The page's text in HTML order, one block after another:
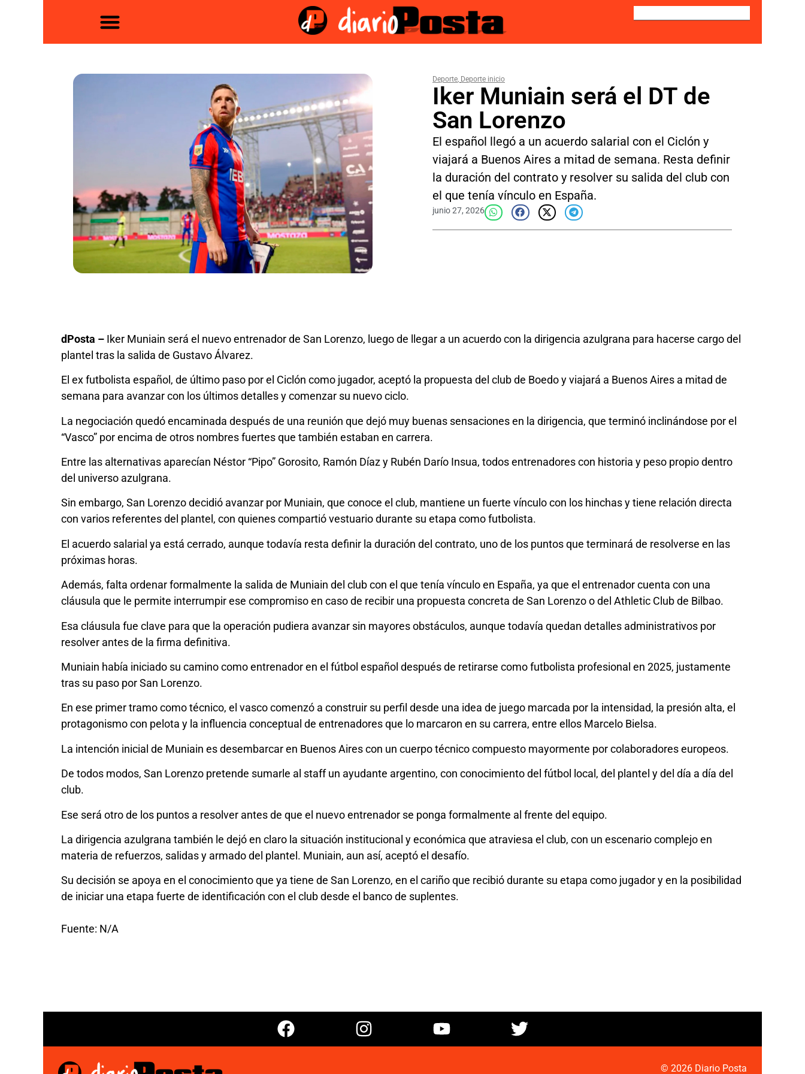
Deporte Deporte inicio
Iker Muniain será el DT de
San Lorenzo
El español llegó a un acuerdo salarial con el Ciclón y
viajará a Buenos Aires a mitad de semana. Resta definir
la duración del contrato y resolver su salida del club con
el que tenía vínculo en España.
junio 27, 2026
dPosta – Iker Muniain será el nuevo entrenador de San Lorenzo, luego de llegar a un acuerdo con la dirigencia azulgrana para hacerse cargo del
plantel tras la salida de Gustavo Álvarez.
El ex futbolista español, de último paso por el Ciclón como jugador, aceptó la propuesta del club de Boedo y viajará a Buenos Aires a mitad de
semana para avanzar con los últimos detalles y comenzar su nuevo ciclo.
La negociación quedó encaminada después de una reunión que dejó muy buenas sensaciones en la dirigencia, que terminó inclinándose por el
“Vasco” por encima de otros nombres fuertes que también estaban en carrera.
Entre las alternativas aparecían Néstor “Pipo” Gorosito, Ramón Díaz y Rubén Darío Insua, todos entrenadores con historia y peso propio dentro
del universo azulgrana.
Sin embargo, San Lorenzo decidió avanzar por Muniain, que conoce el club, mantiene un fuerte vínculo con los hinchas y tiene relación directa
con varios referentes del plantel, con quienes compartió vestuario durante su etapa como futbolista.
El acuerdo salarial ya está cerrado, aunque todavía resta definir la duración del contrato, uno de los puntos que terminará de resolverse en las
próximas horas.
Además, falta ordenar formalmente la salida de Muniain del club con el que tenía vínculo en España, ya que el entrenador cuenta con una
cláusula que le permite interrumpir ese compromiso en caso de recibir una propuesta concreta de San Lorenzo o del Athletic Club de Bilbao.
Esa cláusula fue clave para que la operación pudiera avanzar sin mayores obstáculos, aunque todavía quedan detalles administrativos por
resolver antes de la firma definitiva.
Muniain había iniciado su camino como entrenador en el fútbol español después de retirarse como futbolista profesional en 2025, justamente
tras su paso por San Lorenzo.
En ese primer tramo como técnico, el vasco comenzó a construir su perfil desde una idea de juego marcada por la intensidad, la presión alta, el
protagonismo con pelota y la influencia conceptual de entrenadores que lo marcaron en su carrera, entre ellos Marcelo Bielsa.
La intención inicial de Muniain es desembarcar en Buenos Aires con un cuerpo técnico compuesto mayormente por colaboradores europeos.
De todos modos, San Lorenzo pretende sumarle al staff un ayudante argentino, con conocimiento del fútbol local, del plantel y del día a día del
club.
Ese será otro de los puntos a resolver antes de que el nuevo entrenador se ponga formalmente al frente del equipo.
La dirigencia azulgrana también le dejó en claro la situación institucional y económica que atraviesa el club, con un escenario complejo en
materia de refuerzos, salidas y armado del plantel. Muniain, aun así, aceptó el desafío.
Su decisión se apoya en el conocimiento que ya tiene de San Lorenzo, en el cariño que recibió durante su etapa como jugador y en la posibilidad
de iniciar una etapa fuerte de identificación con el club desde el banco de suplentes.
Fuente: N/A
© 2026 Diario Posta